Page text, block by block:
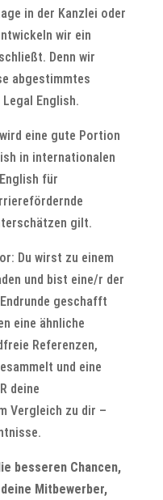
in der Kanzlei oder
wir ein
Denn wir
abgestimmtes
English.
eine gute Portion
in internationalen
für
gilt.
Du wirst zu einem
und bist eine/r der
geschafft
eine ähnliche
Referenzen,
und eine
deine
Vergleich zu dir –
besseren Chancen,
Mitbewerber,